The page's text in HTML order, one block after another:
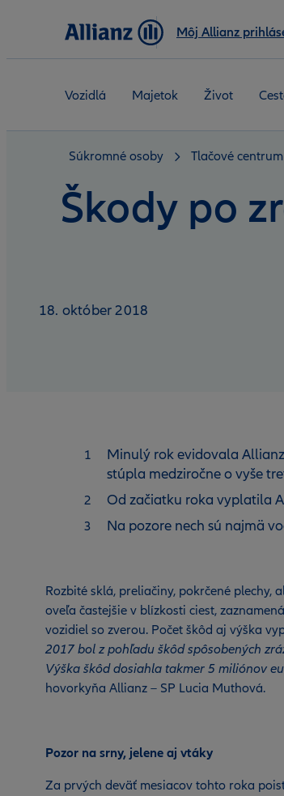
Môj Allianz
Vozidlá Majetok Život
Súkromné osoby Tlačové centrum
Škody po
18. október 2018
Minulý rok evidovala
stúpla medziročne o vyše
Od začiatku roka vyplatila
Na pozore nech sú najmä
Rozbité sklá, preliačiny, pokrčené plechy,
oveľa častejšie v blízkosti ciest,
vozidiel so zverou. Počet škôd aj výška
2017 bol z pohľadu škôd spôsobených
Výška škôd dosiahla takmer 5 miliónov
hovorkyňa Allianz – SP Lucia Muthová.
Pozor na srny, jelene aj vtáky
Za prvých deväť mesiacov tohto roka